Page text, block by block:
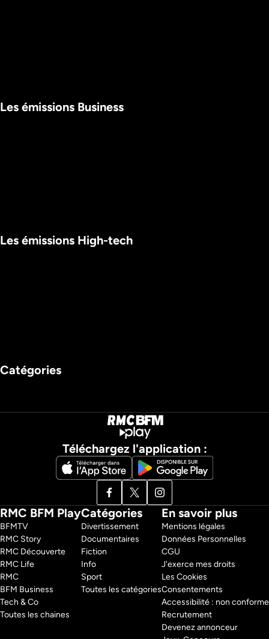
Les émissions Business
Les émissions High-tech
Catégories
Téléchargez l'application :
RMC BFM Play
BFMTV
RMC Story
RMC Découverte
RMC Life
RMC
BFM Business
Tech & Co
Toutes les chaines
Catégories
Divertissement
Documentaires
Fiction
Info
Sport
Toutes les catégories
En savoir plus
Mentions légales
Données Personnelles
CGU
J'exerce mes droits
Les Cookies
Consentements
Accessibilité : non conforme
Recrutement
Devenez annonceur